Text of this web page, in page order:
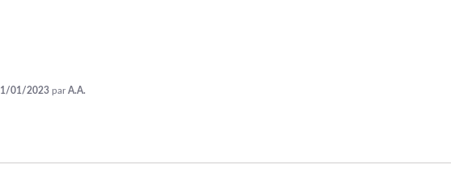
01/2023 parA.A.